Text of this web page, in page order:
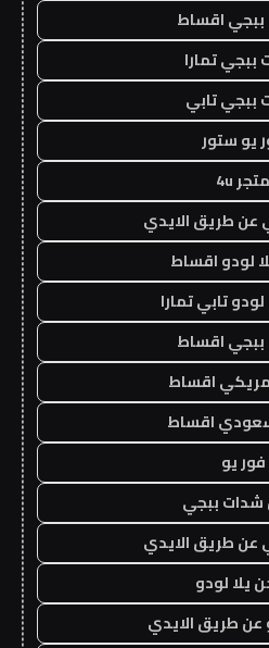
اقساط
ببجي تمارا
ببجي تابي
يو ستور
متجر 4u
عن طريق الايدي
لودو اقساط
تابي تمارا
اقساط
اقساط
سعودي اقساط
فور يو
ببجي
عن طريق الايدي
يلا لودو
طريق الايدي